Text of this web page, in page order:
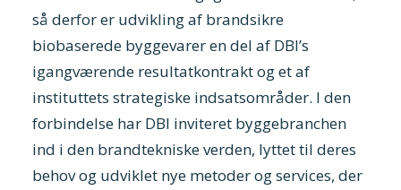
så derfor er udvikling af brandsikre
biobaserede byggevarer en del af DBI’s
igangværende resultatkontrakt og et af
instituttets strategiske indsatsområder. I den
forbindelse har DBI inviteret byggebranchen
ind i den brandtekniske verden, lyttet til deres
behov og udviklet nye metoder og services, der